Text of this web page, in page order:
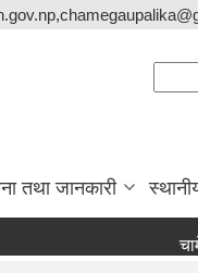
तथा जानकारी
चामे